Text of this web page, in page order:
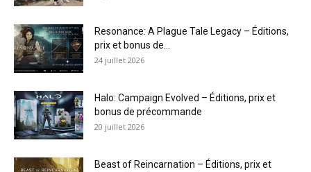
Resonance: A Plague Tale Legacy – Éditions,
prix et bonus de...
24 juillet 2026
Halo: Campaign Evolved – Éditions, prix et
bonus de précommande
20 juillet 2026
Beast of Reincarnation – Éditions, prix et